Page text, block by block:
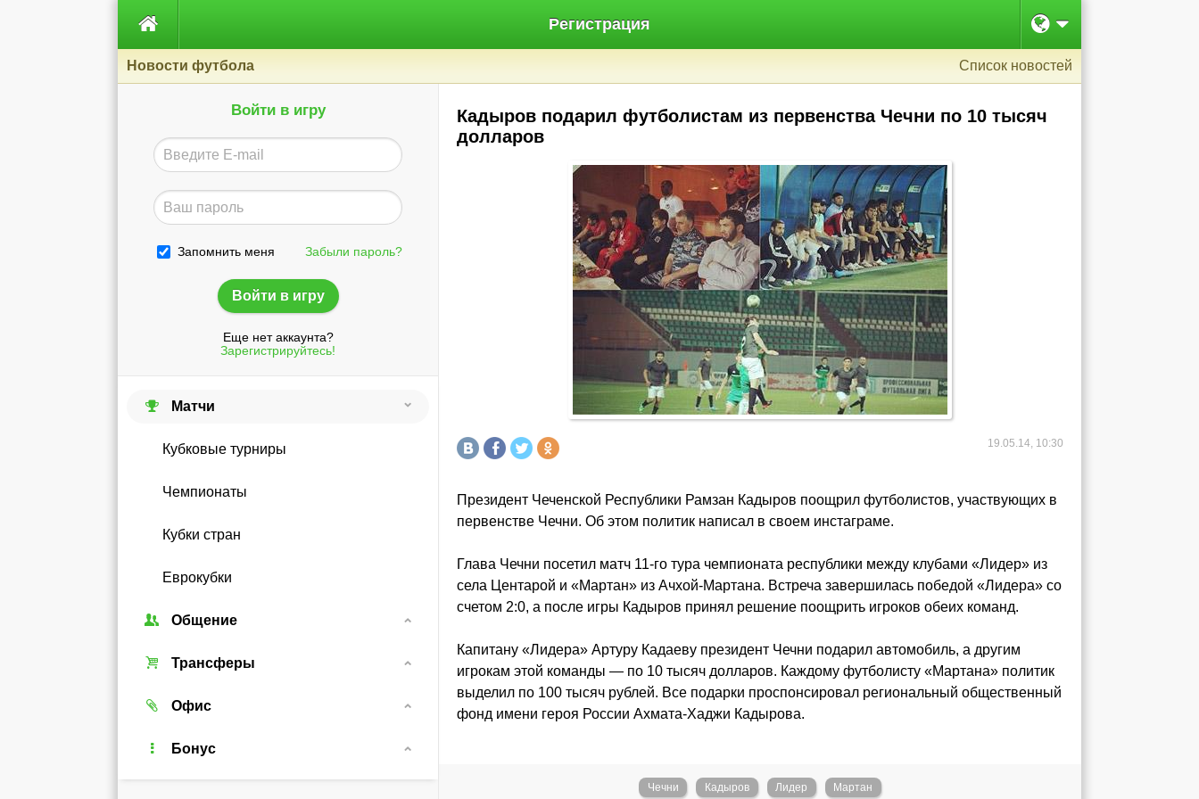
 Регистрация
Новости футбола Список новостей
Войти в игру
Запомнить меня Забыли пароль?
Еще нет аккаунта?
Зарегистрируйтесь!
Матчи
Кубковые турниры
Чемпионаты
Кубки стран
Еврокубки
Общение
Союзы
Форум
Чат
Трансферы
Трансферный рынок
Реальные игроки
Офис
Легенды
Бонус
Кадыров подарил футболистам из первенства Чечни по 10 тысяч
долларов
19.05.14, 10:30
Президент Чеченской Республики Рамзан Кадыров поощрил футболистов, участвующих в
первенстве Чечни. Об этом политик написал в своем инстаграме.
Глава Чечни посетил матч 11-го тура чемпионата республики между клубами «Лидер» из
села Центарой и «Мартан» из Ачхой-Мартана. Встреча завершилась победой «Лидера» со
счетом 2:0, а после игры Кадыров принял решение поощрить игроков обеих команд.
Капитану «Лидера» Артуру Кадаеву президент Чечни подарил автомобиль, а другим
игрокам этой команды — по 10 тысяч долларов. Каждому футболисту «Мартана» политик
выделил по 100 тысяч рублей. Все подарки проспонсировал региональный общественный
фонд имени героя России Ахмата-Хаджи Кадырова.
Чечни Кадыров Лидер Мартан